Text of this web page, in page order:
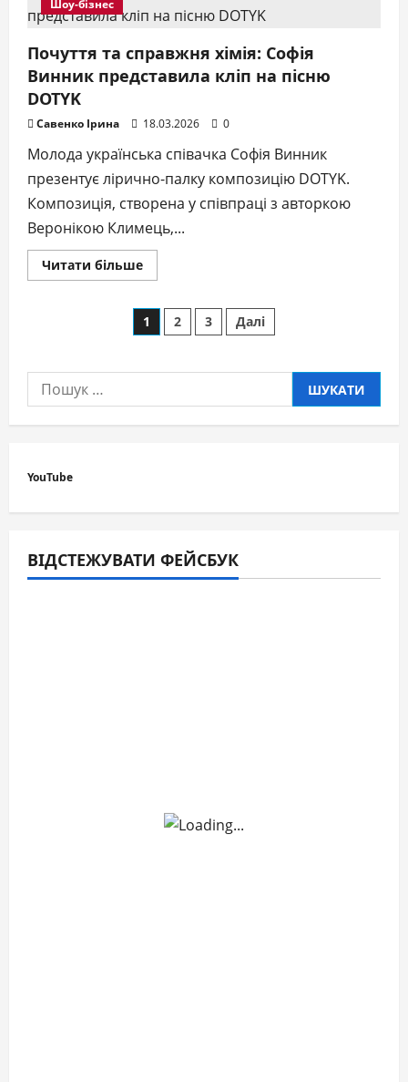
котів
і
чищення
та
видалення
зубів
Шоу-бізнес
Почуття та справжня хімія: Софія
Винник представила кліп на пісню
DOTYK
Савенко Ірина 18.03.2026 0
Молода українська співачка Софія Винник
презентує лірично-палку композицію DOTYK.
Композиція, створена у співпраці з авторкою
Веронікою Климець,...
Читати більшеДокладніше
про
справжня
хімія:
Софія
кліп
пісню
Пагінація
записів
1 2 3 Далі
Пошук:
YouTube
ВІДСТЕЖУВАТИ ФЕЙСБУК